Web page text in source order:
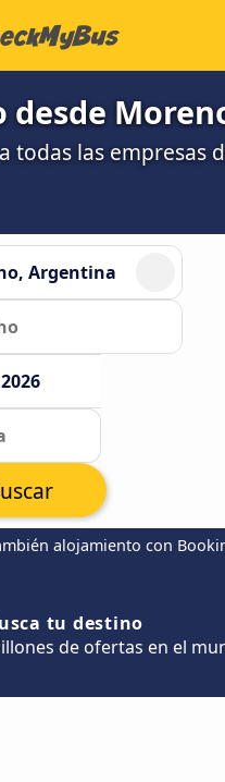
desde
todas las empresas
alojamiento con
tu destino
de ofertas en el